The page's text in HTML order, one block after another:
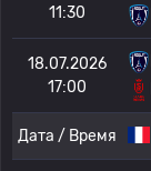
11:30
18.07.2026
17:00
Дата / Время